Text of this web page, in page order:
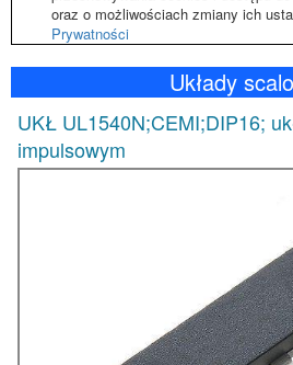
oraz o możliwościach zmiany ich
Prywatności
Układy
UKŁ UL1540N;CEMI;DIP16;
impulsowym